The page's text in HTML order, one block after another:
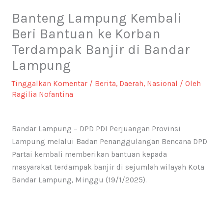
Banteng Lampung Kembali
Beri Bantuan ke Korban
Terdampak Banjir di Bandar
Lampung
Tinggalkan Komentar / Berita, Daerah, Nasional / Oleh
Ragilia Nofantina
Bandar Lampung – DPD PDI Perjuangan Provinsi
Lampung melalui Badan Penanggulangan Bencana DPD
Partai kembali memberikan bantuan kepada
masyarakat terdampak banjir di sejumlah wilayah Kota
Bandar Lampung, Minggu (19/1/2025).